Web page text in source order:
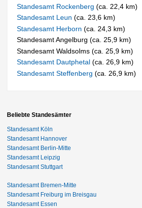
Standesamt Rockenberg(ca. 22,4 km)
Standesamt Leun(ca. 23,6 km)
Standesamt Herborn(ca. 24,3 km)
Standesamt Angelburg (ca. 25,9 km)
Standesamt Waldsolms (ca. 25,9 km)
Standesamt Dautphetal(ca. 26,9 km)
Standesamt Steffenberg(ca. 26,9 km)
Beliebte Standesämter
Standesamt Köln
Standesamt Hannover
Standesamt Berlin-Mitte
Standesamt Leipzig
Standesamt Stuttgart
Standesamt Bremen-Mitte
Standesamt Freiburg im Breisgau
Standesamt Essen